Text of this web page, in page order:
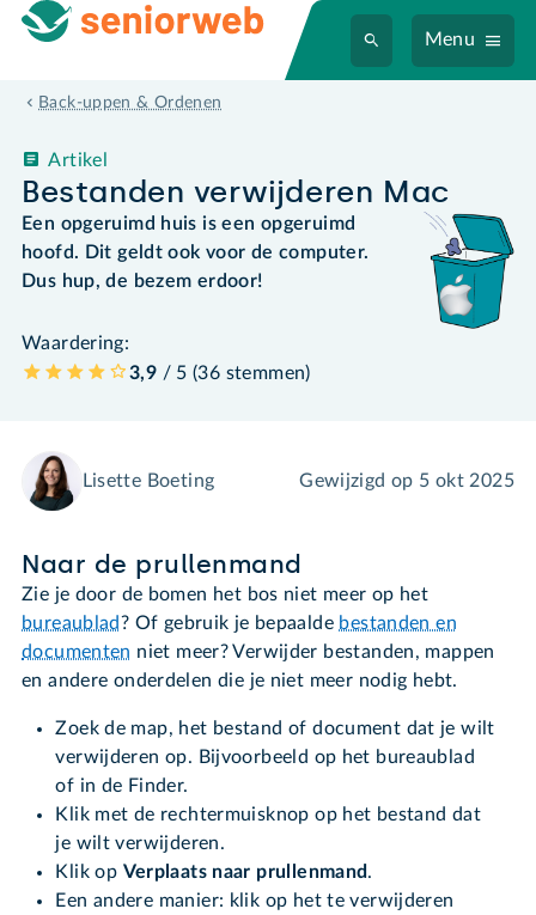
Menu
Back-uppen & Ordenen
Bestanden verwijderen Mac
Artikel
Een opgeruimd huis is een opgeruimd
hoofd. Dit geldt ook voor de computer.
Dus hup, de bezem erdoor!
Waardering:
3,9 / 5 (36 stemmen)
Lisette Boeting Gewijzigd op 5 okt 2025
Naar de prullenmand
Zie je door de bomen het bos niet meer op het
bureaublad? Of gebruik je bepaalde bestanden en
documenten niet meer? Verwijder bestanden, mappen
en andere onderdelen die je niet meer nodig hebt.
Zoek de map, het bestand of document dat je wilt
verwijderen op. Bijvoorbeeld op het bureaublad
of in de Finder.
Klik met de rechtermuisknop op het bestand dat
je wilt verwijderen.
Klik op Verplaats naar prullenmand.
Een andere manier: klik op het te verwijderen